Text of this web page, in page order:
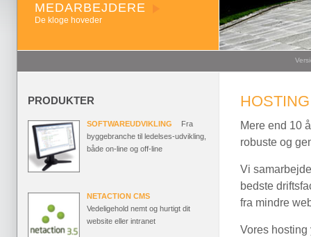
MEDARBEJDERE
De kloge hoveder
PRODUKTER
SOFTWAREUDVIKLING
Fra
byggebranche til ledelses-udvikling,
både on-line og off-line
NETACTION CMS
Vedeligehold nemt og hurtigt dit
website eller intranet
HOSTING
Mere end 10
robuste og
Vi
bedste
fra mindre
Vores hosting